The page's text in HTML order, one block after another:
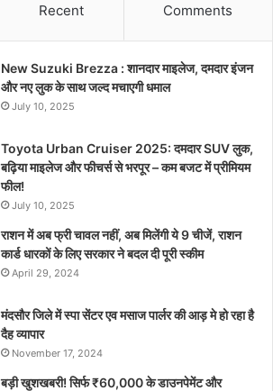
Recent Comments
New Suzuki Brezza : शानदार माइलेज, दमदार इंजन
और नए लुक के साथ जल्द मचाएगी धमाल
July 10, 2025
Toyota Urban Cruiser 2025: दमदार SUV लुक,
बढ़िया माइलेज और फीचर्स से भरपूर – कम बजट में प्रीमियम
फील!
July 10, 2025
राशन में अब फ्री चावल नहीं, अब मिलेंगी ये 9 चीजें, राशन
कार्ड धारकों के लिए सरकार ने बदल दी पूरी स्कीम
April 29, 2024
मंदसौर जिले में स्पा सेंटर एव मसाज पार्लर की आड़ मे हो रहा है
दैह व्यापार
November 17, 2024
बड़ी खुशखबरी! सिर्फ ₹60,000 के डाउनपेमेंट और